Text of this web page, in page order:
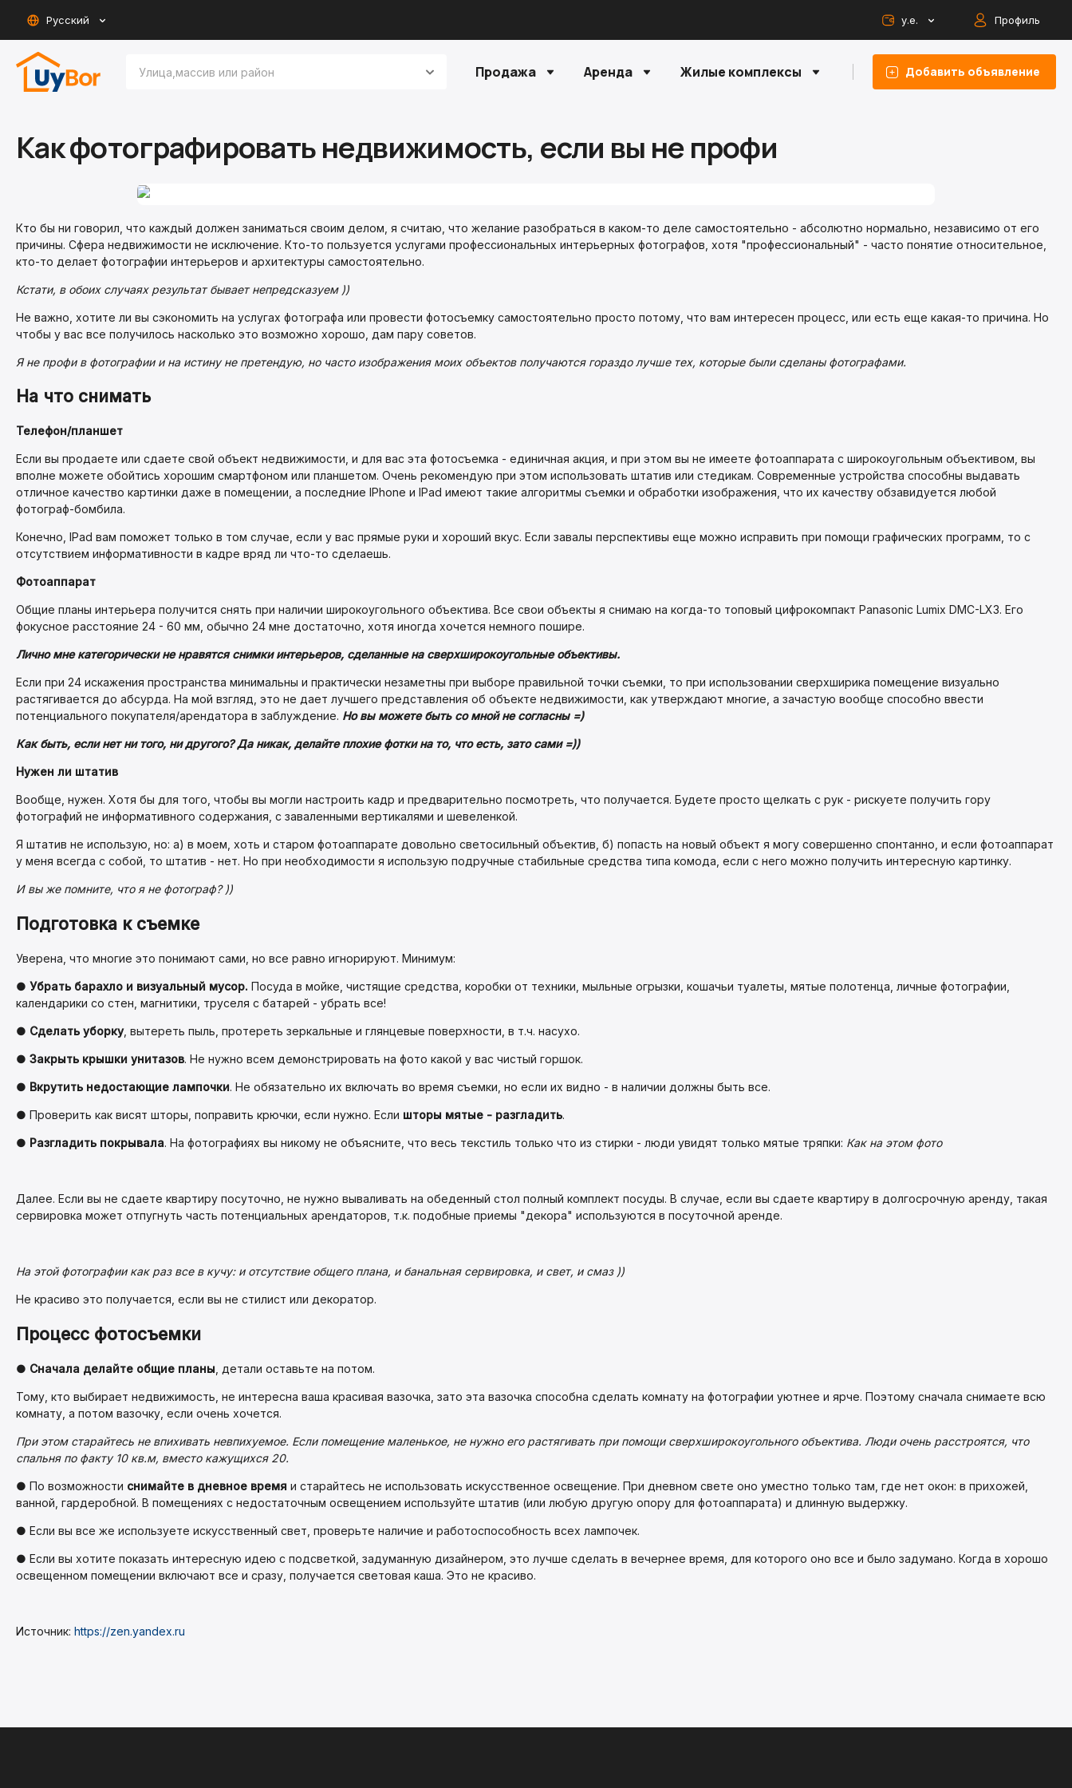
Русский у.е. Профиль
Продажа Аренда Жилые комплексы Добавить объявление
Как фотографировать недвижимость, если вы не профи
Кто бы ни говорил, что каждый должен заниматься своим делом, я считаю, что желание разобраться в каком-то деле самостоятельно - абсолютно нормально, независимо от его
причины. Сфера недвижимости не исключение. Кто-то пользуется услугами профессиональных интерьерных фотографов, хотя "профессиональный" - часто понятие относительное,
кто-то делает фотографии интерьеров и архитектуры самостоятельно.
Кстати, в обоих случаях результат бывает непредсказуем ))
Не важно, хотите ли вы сэкономить на услугах фотографа или провести фотосъемку самостоятельно просто потому, что вам интересен процесс, или есть еще какая-то причина. Но
чтобы у вас все получилось насколько это возможно хорошо, дам пару советов.
Я не профи в фотографии и на истину не претендую, но часто изображения моих объектов получаются гораздо лучше тех, которые были сделаны фотографами.
На что снимать
Телефон/планшет
Если вы продаете или сдаете свой объект недвижимости, и для вас эта фотосъемка - единичная акция, и при этом вы не имеете фотоаппарата с широкоугольным объективом, вы
вполне можете обойтись хорошим смартфоном или планшетом. Очень рекомендую при этом использовать штатив или стедикам. Современные устройства способны выдавать
отличное качество картинки даже в помещении, а последние IPhone и IPad имеют такие алгоритмы съемки и обработки изображения, что их качеству обзавидуется любой
фотограф-бомбила.
Конечно, IPad вам поможет только в том случае, если у вас прямые руки и хороший вкус. Если завалы перспективы еще можно исправить при помощи графических программ, то с
отсутствием информативности в кадре вряд ли что-то сделаешь.
Фотоаппарат
Общие планы интерьера получится снять при наличии широкоугольного объектива. Все свои объекты я снимаю на когда-то топовый цифрокомпакт Panasonic Lumix DMC-LX3. Его
фокусное расстояние 24 - 60 мм, обычно 24 мне достаточно, хотя иногда хочется немного пошире.
Лично мне категорически не нравятся снимки интерьеров, сделанные на сверхширокоугольные объективы.
Если при 24 искажения пространства минимальны и практически незаметны при выборе правильной точки съемки, то при использовании сверхширика помещение визуально
растягивается до абсурда. На мой взгляд, это не дает лучшего представления об объекте недвижимости, как утверждают многие, а зачастую вообще способно ввести
потенциального покупателя/арендатора в заблуждение. Но вы можете быть со мной не согласны =)
Как быть, если нет ни того, ни другого? Да никак, делайте плохие фотки на то, что есть, зато сами =))
Нужен ли штатив
Вообще, нужен. Хотя бы для того, чтобы вы могли настроить кадр и предварительно посмотреть, что получается. Будете просто щелкать с рук - рискуете получить гору
фотографий не информативного содержания, с заваленными вертикалями и шевеленкой.
Я штатив не использую, но: а) в моем, хоть и старом фотоаппарате довольно светосильный объектив, б) попасть на новый объект я могу совершенно спонтанно, и если фотоаппарат
у меня всегда с собой, то штатив - нет. Но при необходимости я использую подручные стабильные средства типа комода, если с него можно получить интересную картинку.
И вы же помните, что я не фотограф? ))
Подготовка к съемке
Уверена, что многие это понимают сами, но все равно игнорируют. Минимум:
● Убрать барахло и визуальный мусор. Посуда в мойке, чистящие средства, коробки от техники, мыльные огрызки, кошачьи туалеты, мятые полотенца, личные фотографии,
календарики со стен, магнитики, труселя с батарей - убрать все!
● Сделать уборку, вытереть пыль, протереть зеркальные и глянцевые поверхности, в т.ч. насухо.
● Закрыть крышки унитазов. Не нужно всем демонстрировать на фото какой у вас чистый горшок.
● Вкрутить недостающие лампочки. Не обязательно их включать во время съемки, но если их видно - в наличии должны быть все.
● Проверить как висят шторы, поправить крючки, если нужно. Если шторы мятые - разгладить.
● Разгладить покрывала. На фотографиях вы никому не объясните, что весь текстиль только что из стирки - люди увидят только мятые тряпки: Как на этом фото
Далее. Если вы не сдаете квартиру посуточно, не нужно вываливать на обеденный стол полный комплект посуды. В случае, если вы сдаете квартиру в долгосрочную аренду, такая
сервировка может отпугнуть часть потенциальных арендаторов, т.к. подобные приемы "декора" используются в посуточной аренде.
На этой фотографии как раз все в кучу: и отсутствие общего плана, и банальная сервировка, и свет, и смаз ))
Не красиво это получается, если вы не стилист или декоратор.
Процесс фотосъемки
● Сначала делайте общие планы , детали оставьте на потом.
Тому, кто выбирает недвижимость, не интересна ваша красивая вазочка, зато эта вазочка способна сделать комнату на фотографии уютнее и ярче. Поэтому сначала снимаете всю
комнату, а потом вазочку, если очень хочется.
При этом старайтесь не впихивать невпихуемое. Если помещение маленькое, не нужно его растягивать при помощи сверхширокоугольного объектива. Люди очень расстроятся, что
спальня по факту 10 кв.м, вместо кажущихся 20.
● По возможности снимайте в дневное время и старайтесь не использовать искусственное освещение. При дневном свете оно уместно только там, где нет окон: в прихожей,
ванной, гардеробной. В помещениях с недостаточным освещением используйте штатив (или любую другую опору для фотоаппарата) и длинную выдержку.
● Если вы все же используете искусственный свет, проверьте наличие и работоспособность всех лампочек.
● Если вы хотите показать интересную идею с подсветкой, задуманную дизайнером, это лучше сделать в вечернее время, для которого оно все и было задумано. Когда в хорошо
освещенном помещении включают все и сразу, получается световая каша. Это не красиво.
Источник: https://zen.yandex.ru